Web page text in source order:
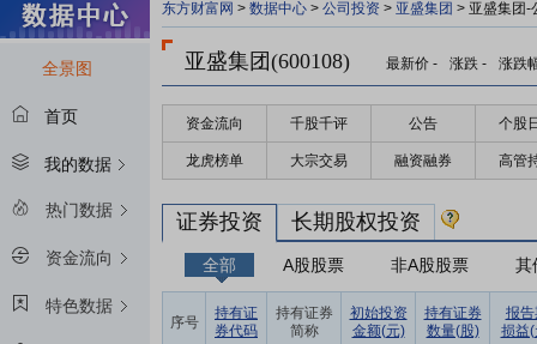
全景图
首页
我的数据
热门数据
资金流向
特色数据
东方财富网 > 数据中心 > 公司投资 > 亚盛集团 > 亚盛集团-
亚盛集团(600108) 最新价 - 涨跌 - 涨跌
资金流向 千股千评 公告 个股
龙虎榜单 大宗交易 融资融券 高管
证券投资 长期股权投资
全部 A股股票 非A股股票 其
序号
持有证
券代码
持有证券
简称
初始投资
金额(元)
持有证券
数量(股)
报告
损益(